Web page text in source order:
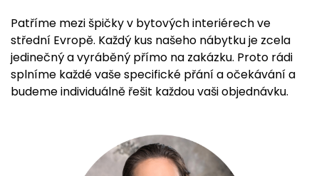
Patříme mezi špičky v bytových interiérech ve
střední Evropě. Každý kus našeho nábytku je zcela
jedinečný a vyráběný přímo na zakázku. Proto rádi
splníme každé vaše specifické přání a očekávání a
budeme individuálně řešit každou vaši objednávku.